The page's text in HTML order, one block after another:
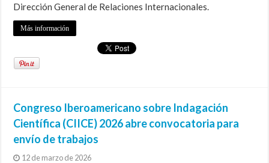
Dirección General de Relaciones Internacionales.
Más información
Congreso Iberoamericano sobre Indagación
Científica (CIICE) 2026 abre convocatoria para
envío de trabajos
12 de marzo de 2026